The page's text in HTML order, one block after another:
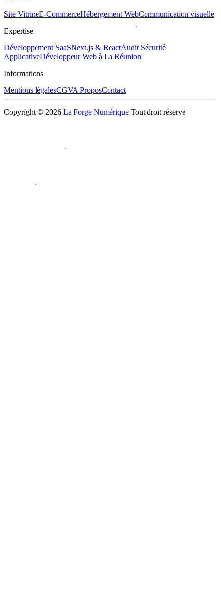
Site VitrineE-CommerceHébergement WebCommunication visuelle
Expertise
Développement SaaSNext.js & ReactAudit Sécurité
ApplicativeDéveloppeur Web à La Réunion
Informations
Mentions légalesCGVA ProposContact
Copyright © 2026 La Forge Numérique Tout droit réservé